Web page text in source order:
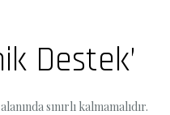
Destek’
sınırlı kalmamalıdır.